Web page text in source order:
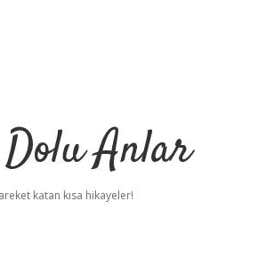
Anlar
katan kısa hikayeler!